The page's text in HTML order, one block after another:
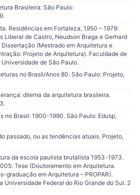
Brasileira. São Paulo:
Residências em Fortaleza, 1950 – 1979:
Liberal de Castro, Neudson Braga e Gerhard
(Mestrado em Arquitetura e
Projeto de Arquitetura). Faculdade de
de São Paulo.
no Brasil/Anos 80. São Paulo: Projeto,
dilema da arquitetura brasileira.
no Brasil: 1900-1990. São Paulo: Edusp,
passado, ou as tendências atuais. Projeto,
da escola paulista brutalista 1953-1973.
Tese (Doutoramento em Arquitetura.
graduação em Arquitetura – PROPAR).
Universidade Federal do Rio Grande do Sul. 2